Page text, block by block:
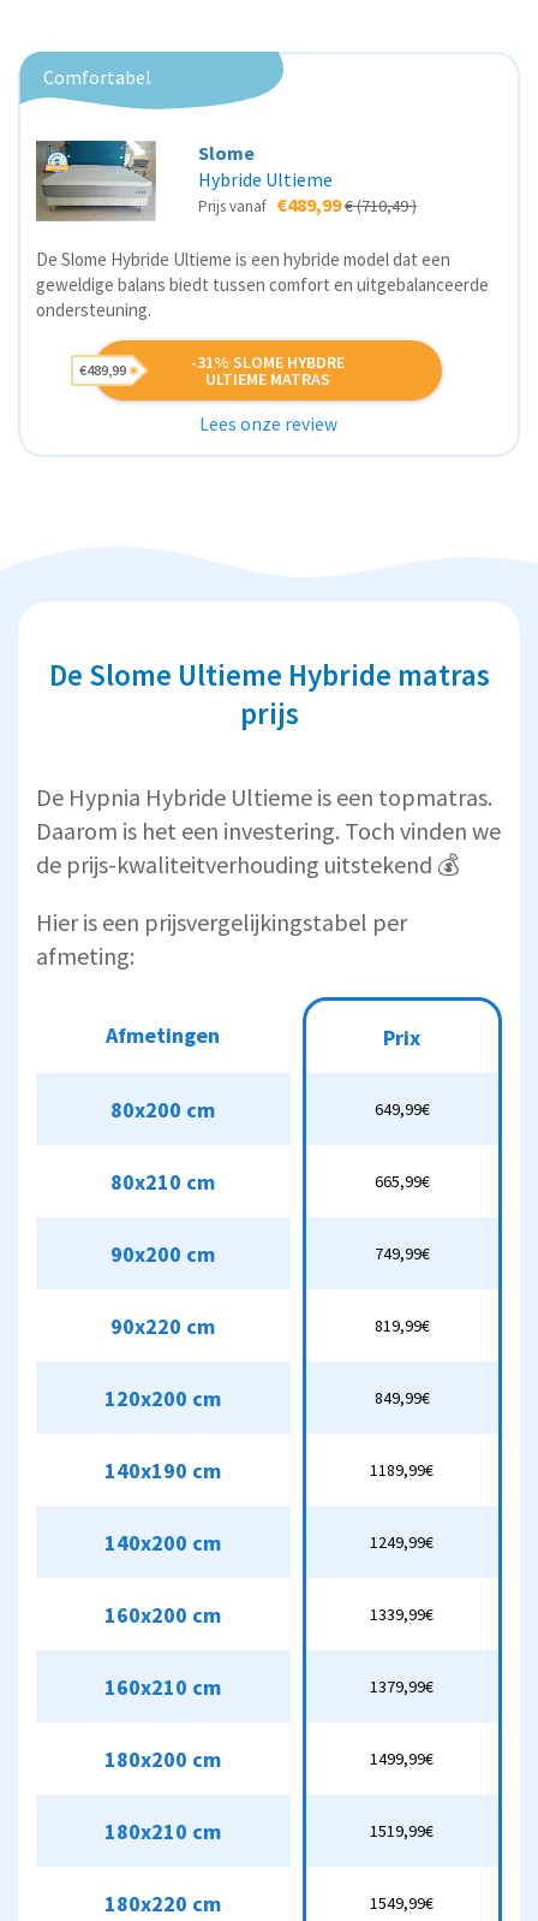
Comfortabel
Slome
Hybride Ultieme
Prijs vanaf €489,99€ (710,49 )
De Slome Hybride Ultieme is een hybride model dat een
geweldige balans biedt tussen comfort en uitgebalanceerde
ondersteuning.
-31% SLOME HYBDRE
ULTIEME MATRAS
€489,99
Lees onze review
De Slome Ultieme Hybride matras
prijs
De Hypnia Hybride Ultieme is een topmatras.
Daarom is het een investering. Toch vinden we
de prijs-kwaliteitverhouding uitstekend 💰
Hier is een prijsvergelijkingstabel per
afmeting:
Afmetingen
80x200 cm 649,99€
80x210 cm 665,99€
90x200 cm 749,99€
90x220 cm 819,99€
120x200 cm 849,99€
140x190 cm 1189,99€
140x200 cm 1249,99€
160x200 cm 1339,99€
160x210 cm 1379,99€
180x200 cm 1499,99€
180x210 cm 1519,99€
180x220 cm 1549,99€
Prix
649,99€
665,99€
749,99€
819,99€
849,99€
1189,99€
1249,99€
1339,99€
1379,99€
1499,99€
1519,99€
1549,99€
Afmetingen
80x200 cm
80x210 cm
90x200 cm
90x220 cm
120x200 cm
140x190 cm
140x200 cm
160x200 cm
160x210 cm
180x200 cm
180x210 cm
180x220 cm